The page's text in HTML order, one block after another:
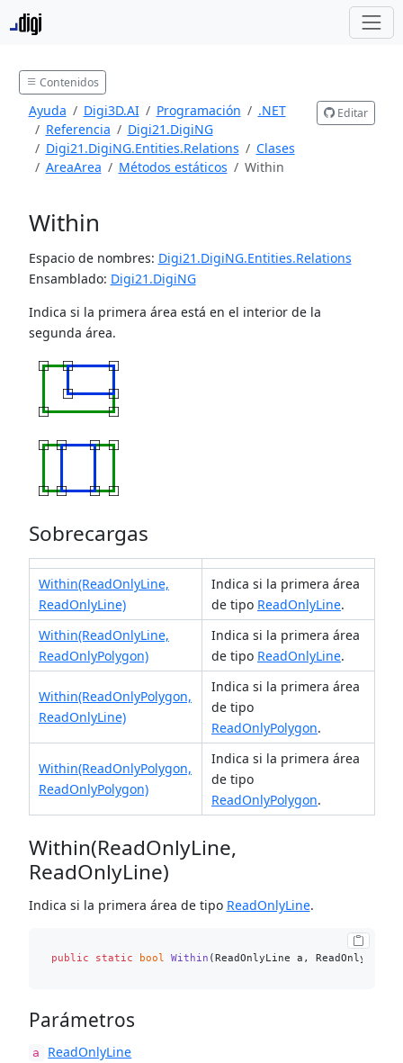
Contenidos
Ayuda Digi3D.AI Programación
.NET
Referencia
Digi21.DigiNG
Digi21.DigiNG.Entities.Relations
Clases
AreaArea
Métodos estáticos Within
Editar
Within
Espacio de nombres: Digi21.DigiNG.Entities.Relations
Ensamblado: Digi21.DigiNG
Indica si la primera área está en el interior de la
segunda área.
Sobrecargas
Within(ReadOnlyLine,
ReadOnlyLine)
Indica si la primera área
de tipo ReadOnlyLine.
Within(ReadOnlyLine,
ReadOnlyPolygon)
Indica si la primera área
de tipo ReadOnlyLine.
Within(ReadOnlyPolygon,
ReadOnlyLine)
Indica si la primera área
de tipo
ReadOnlyPolygon.
Within(ReadOnlyPolygon,
ReadOnlyPolygon)
Indica si la primera área
de tipo
ReadOnlyPolygon.
Within(ReadOnlyLine,
ReadOnlyLine)
Indica si la primera área de tipo ReadOnlyLine.
public static bool Within (ReadOnlyLine a, ReadOnlyLine b
Parámetros
a
ReadOnlyLine